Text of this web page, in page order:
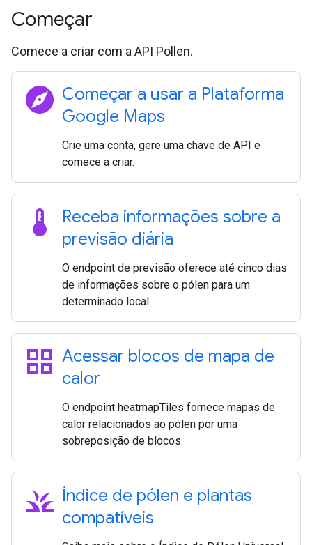
Começar
Comece a criar com a API Pollen.
explore Começar a usar a Plataforma
Google Maps
Crie uma conta, gere uma chave de API e
comece a criar.
thermostat
Receba informações sobre a
previsão diária
O endpoint de previsão oferece até cinco dias
de informações sobre o pólen para um
determinado local.
grid_view Acessar blocos de mapa de
calor
O endpoint heatmapTiles fornece mapas de
calor relacionados ao pólen por uma
sobreposição de blocos.
grass Índice de pólen e plantas
compatíveis